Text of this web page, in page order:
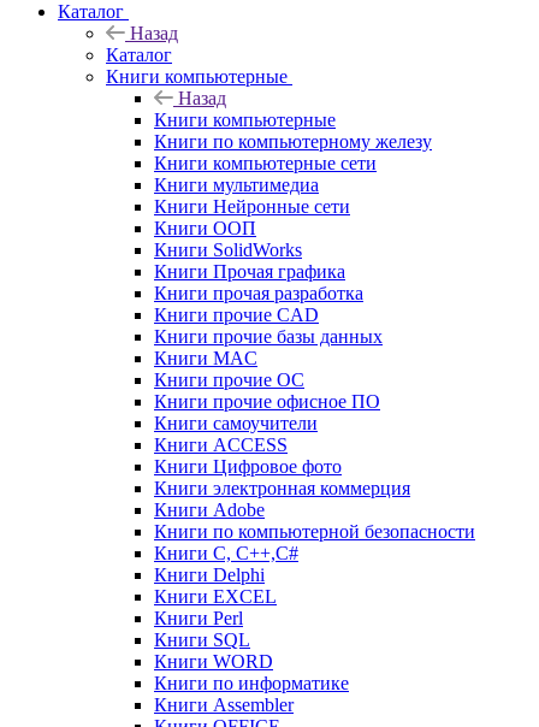
Каталог
Назад
Каталог
Книги компьютерные
Назад
Книги компьютерные
Книги по компьютерному железу
Книги компьютерные сети
Книги мультимедиа
Книги Нейронные сети
Книги ООП
Книги SolidWorks
Книги Прочая графика
Книги прочая разработка
Книги прочие CAD
Книги прочие базы данных
Книги MAC
Книги прочие ОС
Книги прочие офисное ПО
Книги самоучители
Книги ACCESS
Книги Цифровое фото
Книги электронная коммерция
Книги Adobe
Книги по компьютерной безопасности
Книги C, C++,С#
Книги Delphi
Книги EXCEL
Книги Perl
Книги SQL
Книги WORD
Книги по информатике
Книги Assembler